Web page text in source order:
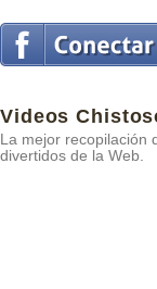
Videos
La mejor recopilación
divertidos de la Web.